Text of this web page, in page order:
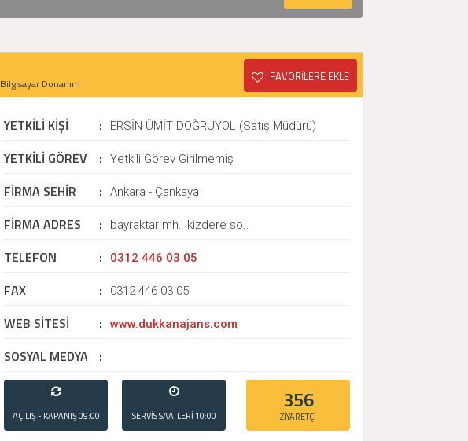
Bilgisayar Donanım FAVORİLERE EKLE
YETKİLİ KİŞİ : ERSİN ÜMİT DOĞRUYOL (Satış Müdürü)
YETKİLİ GÖREV : Yetkili Görev Girilmemiş
FİRMA SEHİR : Ankara - Çankaya
FİRMA ADRES : bayraktar mh. ikizdere so..
TELEFON : 0312 446 03 05
FAX : 0312 446 03 05
WEB SİTESİ : www.dukkanajans.com
SOSYAL MEDYA :
AÇILIŞ - KAPANIŞ09:00
- 21:00
SERVİS SAATLERİ 10:00
- 20:00
356
ZİYARETÇİ